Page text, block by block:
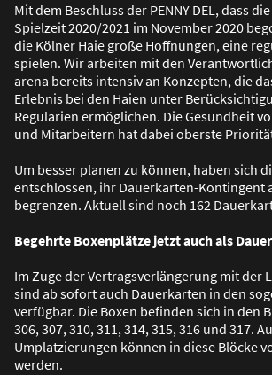
Mit dem Beschluss der PENNY DEL, dass
Spielzeit 2020/2021 im November 2020
die Kölner Haie große Hoffnungen, eine
spielen. Wir arbeiten mit den
arena bereits intensiv an Konzepten, die
Erlebnis bei den Haien unter
Regularien ermöglichen. Die Gesundheit
und Mitarbeitern hat dabei oberste
Um besser planen zu können, haben sich
entschlossen, ihr Dauerkarten-Kontingent
begrenzen. Aktuell sind noch 162
Begehrte Boxenplätze jetzt auch als
Im Zuge der Vertragsverlängerung mit der
sind ab sofort auch Dauerkarten in den
verfügbar. Die Boxen befinden sich in den
306, 307, 310, 311, 314, 315, 316 und 317.
Umplatzierungen können in diese Blöcke
werden.